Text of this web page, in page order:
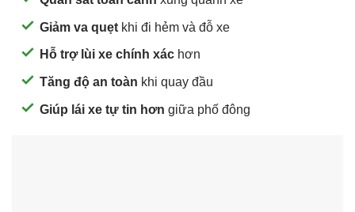
Giảm va quẹt khi đi hẻm và đỗ xe
Hỗ trợ lùi xe chính xác hơn
Tăng độ an toàn khi quay đầu
Giúp lái xe tự tin hơn giữa phố đông